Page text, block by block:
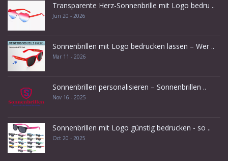
Transparente Herz-Sonnenbrille mit Logo bedru ..
Jun 20 - 2026
Sonnenbrillen mit Logo bedrucken lassen – Wer ..
Mar 11 - 2026
Sonnenbrillen personalisieren – Sonnenbrillen ..
Nov 16 - 2025
Sonnenbrillen mit Logo günstig bedrucken - so ..
Oct 20 - 2025